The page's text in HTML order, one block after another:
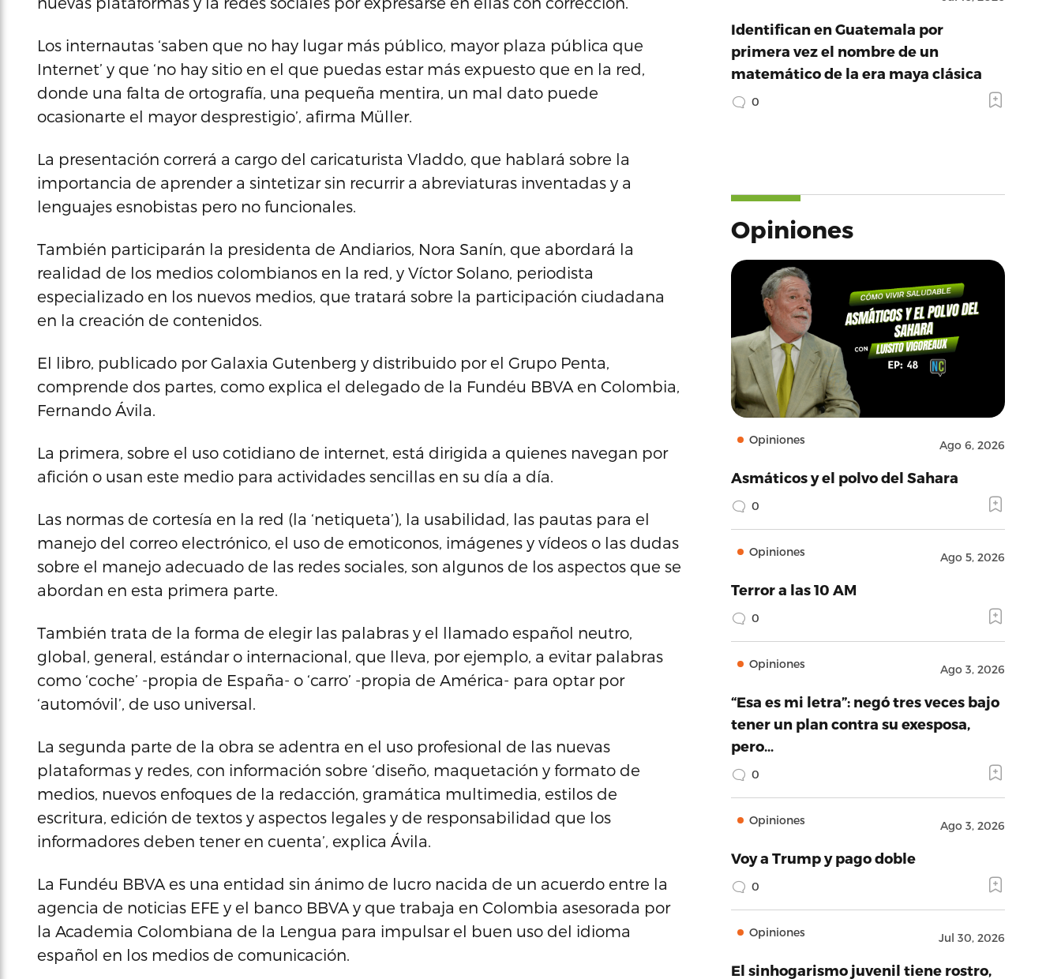
Los internautas ‘saben que no hay lugar más público, mayor plaza pública que
Internet’ y que ‘no hay sitio en el que puedas estar más expuesto que en la red,
donde una falta de ortografía, una pequeña mentira, un mal dato puede
ocasionarte el mayor desprestigio’, afirma Müller.
La presentación correrá a cargo del caricaturista Vladdo, que hablará sobre la
importancia de aprender a sintetizar sin recurrir a abreviaturas inventadas y a
lenguajes esnobistas pero no funcionales.
También participarán la presidenta de Andiarios, Nora Sanín, que abordará la
realidad de los medios colombianos en la red, y Víctor Solano, periodista
especializado en los nuevos medios, que tratará sobre la participación ciudadana
en la creación de contenidos.
El libro, publicado por Galaxia Gutenberg y distribuido por el Grupo Penta,
comprende dos partes, como explica el delegado de la Fundéu BBVA en Colombia,
Fernando Ávila.
La primera, sobre el uso cotidiano de internet, está dirigida a quienes navegan por
afición o usan este medio para actividades sencillas en su día a día.
Las normas de cortesía en la red (la ‘netiqueta’), la usabilidad, las pautas para el
manejo del correo electrónico, el uso de emoticonos, imágenes y vídeos o las dudas
sobre el manejo adecuado de las redes sociales, son algunos de los aspectos que se
abordan en esta primera parte.
También trata de la forma de elegir las palabras y el llamado español neutro,
global, general, estándar o internacional, que lleva, por ejemplo, a evitar palabras
como ‘coche’ -propia de España- o ‘carro’ -propia de América- para optar por
‘automóvil’, de uso universal.
La segunda parte de la obra se adentra en el uso profesional de las nuevas
plataformas y redes, con información sobre ‘diseño, maquetación y formato de
medios, nuevos enfoques de la redacción, gramática multimedia, estilos de
escritura, edición de textos y aspectos legales y de responsabilidad que los
informadores deben tener en cuenta’, explica Ávila.
La Fundéu BBVA es una entidad sin ánimo de lucro nacida de un acuerdo entre la
agencia de noticias EFE y el banco BBVA y que trabaja en Colombia asesorada por
la Academia Colombiana de la Lengua para impulsar el buen uso del idioma
español en los medios de comunicación.
Identifican en Guatemala por
primera vez el nombre de un
matemático de la era maya clásica
0
Opiniones
Opiniones Ago 6, 2026
Asmáticos y el polvo del Sahara
0
Opiniones Ago 5, 2026
Terror a las 10 AM
0
Opiniones Ago 3, 2026
“Esa es mi letra”: negó tres veces bajo
tener un plan contra su exesposa,
pero…
0
Opiniones Ago 3, 2026
Voy a Trump y pago doble
0
Opiniones Jul 30, 2026
El sinhogarismo juvenil tiene rostro,